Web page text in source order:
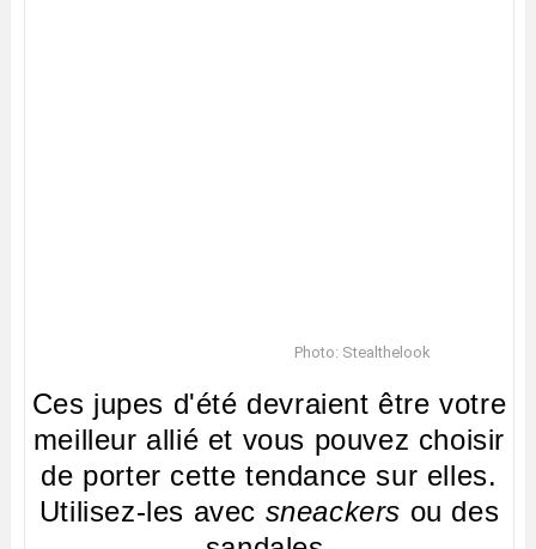
Photo: Stealthelook
Ces jupes d'été devraient être votre
meilleur allié et vous pouvez choisir
de porter cette tendance sur elles.
Utilisez-les avec sneackers ou des